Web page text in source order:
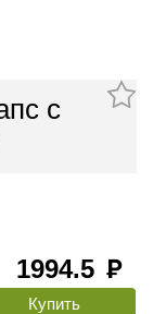
с
1994.5 руб